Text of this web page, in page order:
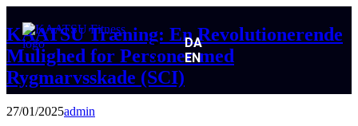
DA
EN
KAATSU Træning: En Revolutionerende
Mulighed for Personer med
Rygmarvsskade (SCI)
27/01/2025admin